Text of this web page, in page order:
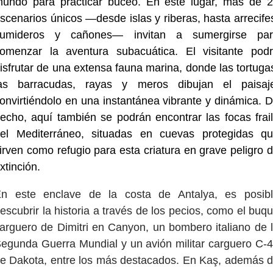
únicos —desde islas y riberas, hasta
y cañones— invitan a sumergirse
la aventura subacuática. El visitante
de una extensa fauna marina, donde las
barracudas, rayas y meros dibujan el
en una instantánea vibrante y dinámica.
aquí también se podrán encontrar las focas
Mediterráneo, situadas en cuevas protegidas
como refugio para esta criatura en grave peligro
este enclave de la costa de Antalya, es
la historia a través de los pecios, como el
de Dimitri en Canyon, un bombero italiano de
Guerra Mundial y un avión militar carguero C-
Dakota, entre los más destacados. En Kaş, además